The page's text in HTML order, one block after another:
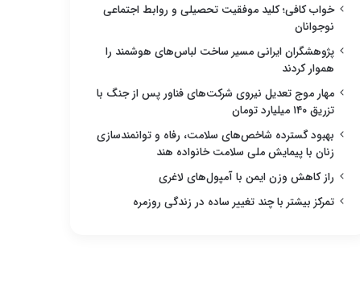
خواب کافی؛ کلید موفقیت تحصیلی و روابط اجتماعی
نوجوانان
پژوهشگران ایرانی مسیر ساخت لباس‌های هوشمند را
هموار کردند
مهار موج تعدیل نیروی شرکت‌های فناور پس از جنگ با
تزریق ۱۴۰ میلیارد تومان
بهبود گسترده شاخص‌های سلامت، رفاه و توانمندسازی
زنان با پیمایش ملی سلامت خانواده هند
راز کاهش وزن ایمن با آمپول‌های لاغری
تمرکز بیشتر با چند تغییر ساده در زندگی روزمره